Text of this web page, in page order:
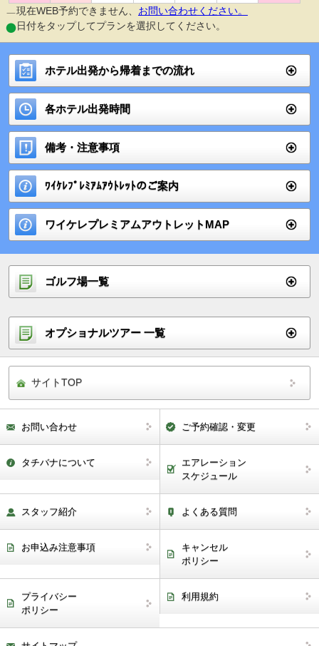
現在WEB予約できません、 お問い合わせください。
日付をタップしてプランを選択してください。
ホテル出発から帰着までの流れ
各ホテル出発時間
備考・注意事項
ﾜｲｹﾚﾌﾟﾚﾐｱﾑｱｳﾄﾚｯﾄのご案内
ワイケレプレミアムアウトレットMAP
ゴルフ場一覧
オプショナルツアー 一覧
サイトTOP
お問い合わせ ご予約確認・変更
タチバナについて
エアレーション
スケジュール
スタッフ紹介 よくある質問
お申込み注意事項
キャンセル
ポリシー
プライバシー
ポリシー
利用規約